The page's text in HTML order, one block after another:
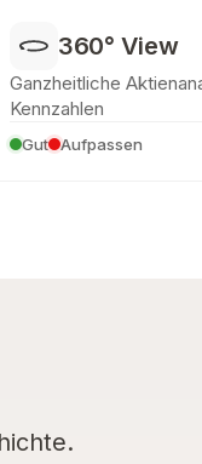
360° View
Ganzheitliche
Kennzahlen
Gut Aufpassen